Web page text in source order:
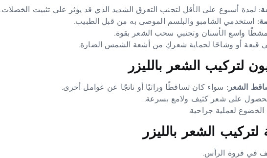
لمدة أسبوع على الأقل لتجنب التعرق الشديد الذي قد يؤثر على تثبيت الخصلات.
استخدمي الشامبو والبلسم الموصى به من قبل الطبيب.
واسع الأسنان وتجنبي سحب الشعر بقوة.
قبعة أو وشاحًا لحماية شعركِ من أشعة الشمس الضارة.
لتركيب الشعر بالليزر
الشعر: سواء كان تساقطًا وراثيًا أو ناتجًا عن عوامل أخرى.
على شعر كثيف ولامع بسرعة.
لعملية جراحية.
لتركيب الشعر بالليزر
في فروة الرأس.